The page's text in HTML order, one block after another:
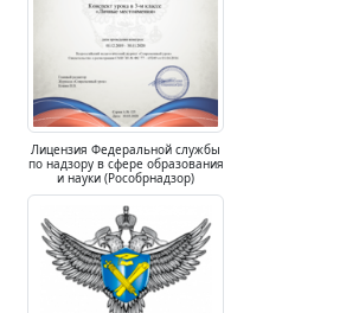
Лицензия Федеральной службы
по надзору в сфере образования
и науки (Рособрнадзор)